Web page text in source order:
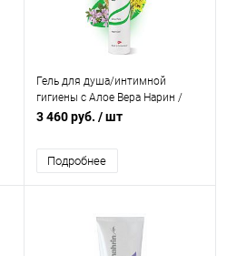
Гель для душа/интимной
гигиены с Алое Вера Нарин /
Nahrin, 250 мл
3 460 руб. / шт
Подробнее